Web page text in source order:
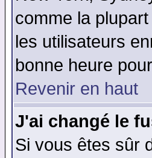
comme la
les utilisateurs
bonne heure
Revenir en haut
J'ai changé le
Si vous êtes sûr